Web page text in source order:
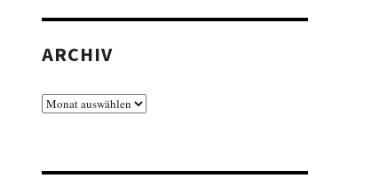
ARCHIV
Archiv